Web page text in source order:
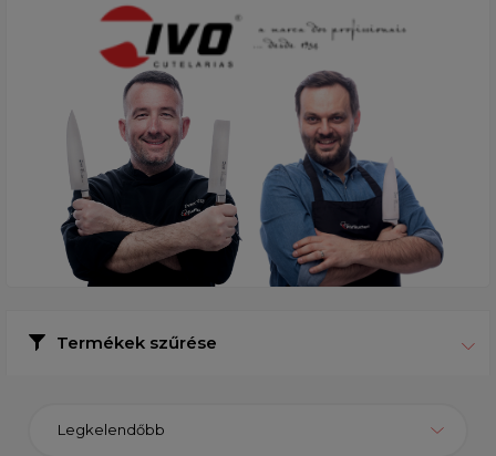
Termékek szűrése
Legkelendőbb